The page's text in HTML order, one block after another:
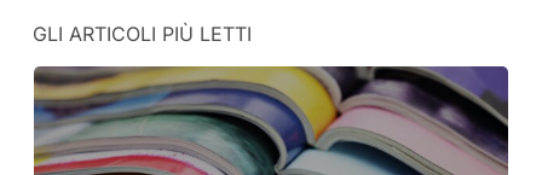
GLI ARTICOLI PIÙ LETTI